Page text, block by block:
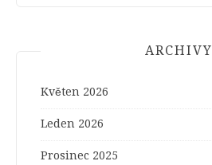
ARCHIVY
Květen 2026
Leden 2026
Prosinec 2025